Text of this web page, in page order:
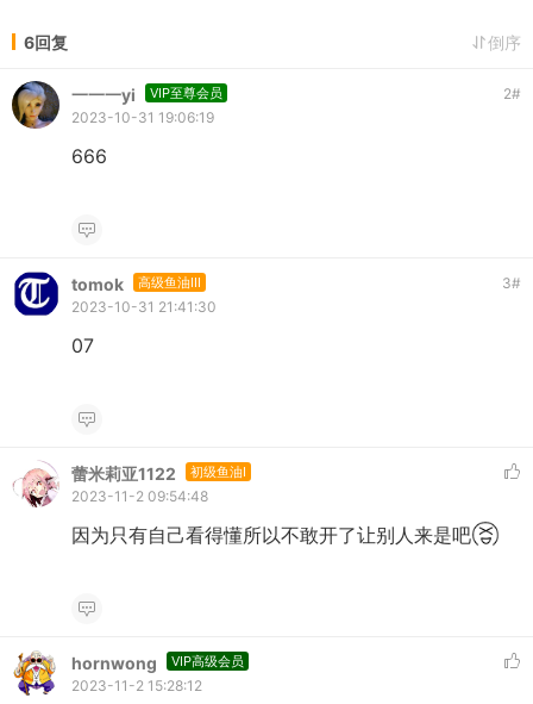
6回复 倒序
一一一yi VIP至尊会员 2#
2023-10-31 19:06:19
666
tomok 高级鱼油III 3#
2023-10-31 21:41:30
07
蕾米莉亚1122 初级鱼油I
2023-11-2 09:54:48
因为只有自己看得懂所以不敢开了让别人来是吧
hornwong VIP高级会员
2023-11-2 15:28:12